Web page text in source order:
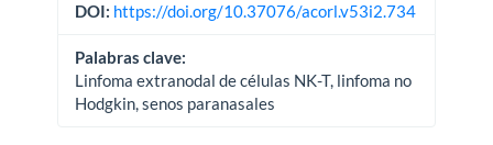
DOI: https://doi.org/10.37076/acorl.v53i2.734
Palabras clave:
Linfoma extranodal de células NK-T, linfoma no
Hodgkin, senos paranasales